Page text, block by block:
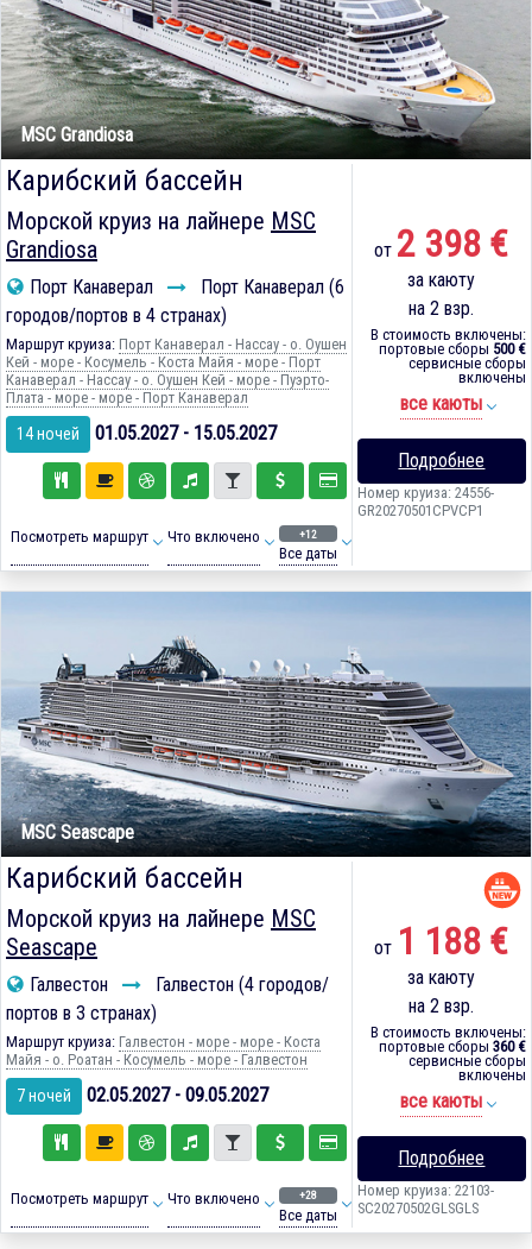
MSC Grandiosa
Карибский бассейн
Морской круиз на лайнере MSC
Grandiosa
Порт Канаверал
Порт Канаверал (6
городов/портов в 4 странах)
Маршрут круиза: Порт Канаверал - Нассау - о. Оушен
Кей - море - Косумель - Коста Майя - море - Порт
Канаверал - Нассау - о. Оушен Кей - море - Пуэрто-
Плата - море - море - Порт Канаверал
14 ночей 01.05.2027 - 15.05.2027
Посмотреть маршрут Что включено +12
Все даты
от 2 398 €
за каюту
на 2 взр.
В стоимость включены:
портовые сборы 500 €
сервисные сборы
включены
все каюты
Подробнее
Номер круиза: 24556-
GR20270501CPVCP1
MSC Seascape
Карибский бассейн
Морской круиз на лайнере MSC
Seascape
Галвестон
Галвестон (4 городов/
портов в 3 странах)
Маршрут круиза: Галвестон - море - море - Коста
Майя - о. Роатан - Косумель - море - Галвестон
7 ночей 02.05.2027 - 09.05.2027
Посмотреть маршрут Что включено +28
Все даты
от 1 188 €
за каюту
на 2 взр.
В стоимость включены:
портовые сборы 360 €
сервисные сборы
включены
все каюты
Подробнее
Номер круиза: 22103-
SC20270502GLSGLS